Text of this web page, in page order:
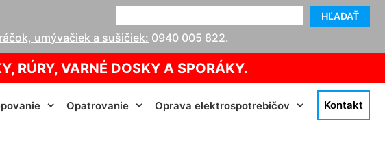
HĽADAŤ
umývačiek a sušičiek: 0940 005 822.
RÚRY, VARNÉ DOSKY A SPORÁKY.
Opatrovanie Oprava elektrospotrebičov Kontakt